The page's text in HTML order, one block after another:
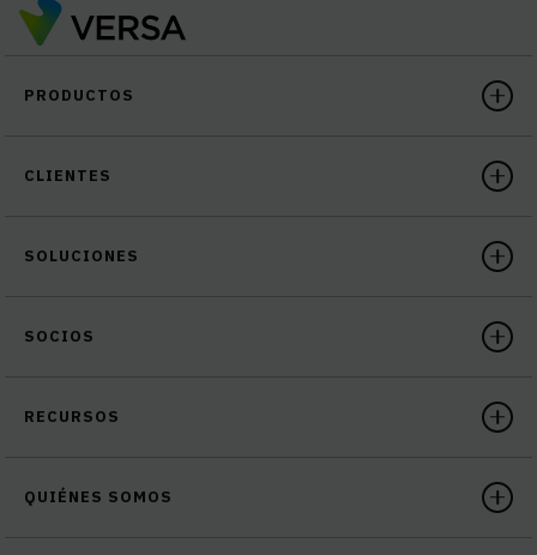
PRODUCTOS
CLIENTES
SOLUCIONES
SOCIOS
RECURSOS
QUIÉNES SOMOS